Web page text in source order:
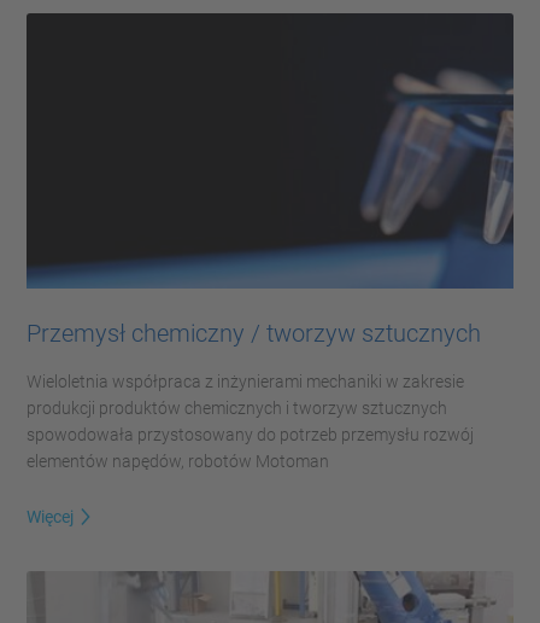
Przemysł chemiczny / tworzyw sztucznych
Wieloletnia współpraca z inżynierami mechaniki w zakresie
produkcji produktów chemicznych i tworzyw sztucznych
spowodowała przystosowany do potrzeb przemysłu rozwój
elementów napędów, robotów Motoman
Więcej